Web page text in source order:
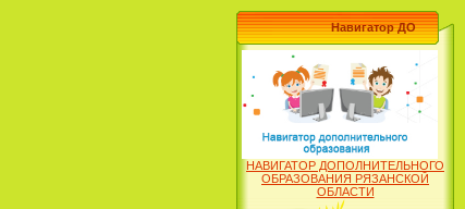
Навигатор ДО
НАВИГАТОР ДОПОЛНИТЕЛЬНОГО
ОБРАЗОВАНИЯ РЯЗАНСКОЙ
ОБЛАСТИ